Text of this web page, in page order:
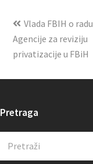
Vlada FBIH o radu
Agencije za reviziju
privatizacije u FBiH
Pretraga